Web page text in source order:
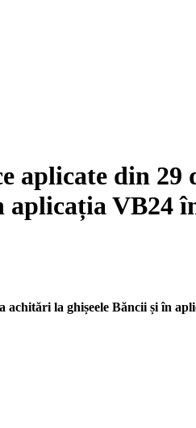
aplicate din 29
VB24
la ghișeele Băncii și în